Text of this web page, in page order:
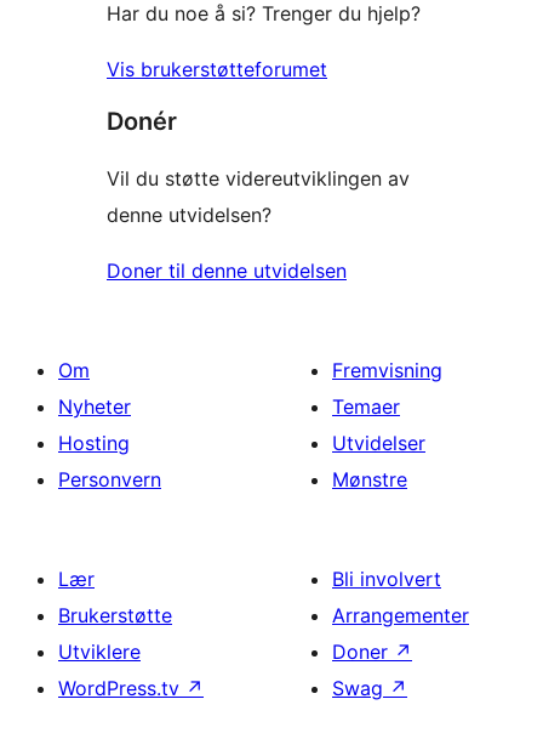
Har du noe å si? Trenger du hjelp?
Vis brukerstøtteforumet
Donér
Vil du støtte videreutviklingen av
denne utvidelsen?
Doner til denne utvidelsen
Om
Nyheter
Hosting
Personvern
Fremvisning
Temaer
Utvidelser
Mønstre
Lær
Brukerstøtte
Utviklere
WordPress.tv ↗
Bli involvert
Arrangementer
Doner ↗
Swag ↗